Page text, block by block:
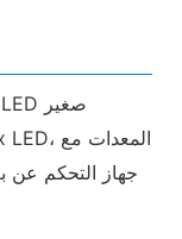
جهاز التحكم عن